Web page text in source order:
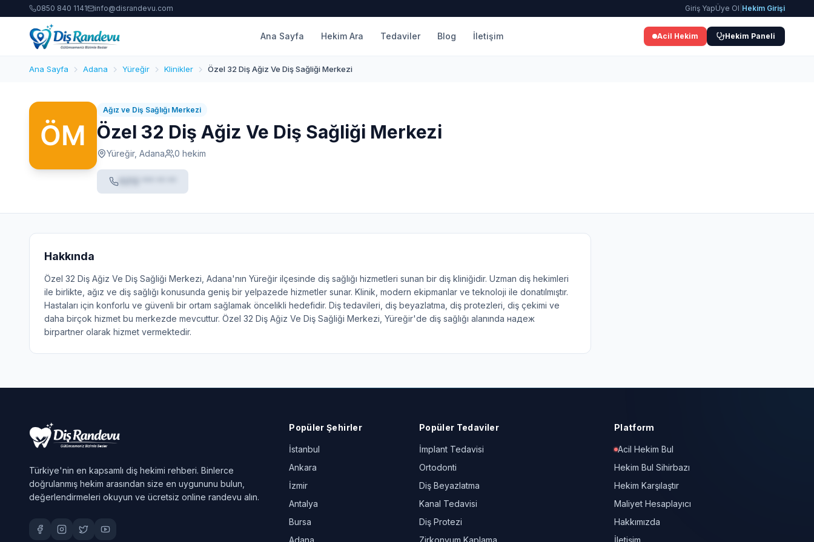
0850 840 1141 info@disrandevu.com Giriş YapÜye Ol Hekim Girişi
Ana Sayfa Hekim Ara Tedaviler Blog İletişim Acil Hekim Hekim Paneli
Ana Sayfa Adana Yüreğir Klinikler Özel 32 Diş Ağiz Ve Diş Sağliği Merkezi
Ağız ve Diş Sağlığı Merkezi
Özel 32 Diş Ağiz Ve Diş Sağliği Merkezi
Yüreğir, Adana 0 hekim
Hakkında
Özel 32 Diş Ağiz Ve Diş Sağliği Merkezi, Adana'nın Yüreğir ilçesinde diş sağlığı hizmetleri sunan bir diş kliniğidir. Uzman diş hekimleri
ile birlikte, ağız ve diş sağlığı konusunda geniş bir yelpazede hizmetler sunar. Klinik, modern ekipmanlar ve teknoloji ile donatılmıştır.
Hastaları için konforlu ve güvenli bir ortam sağlamak öncelikli hedefidir. Diş tedavileri, diş beyazlatma, diş protezleri, diş çekimi ve
daha birçok hizmet bu merkezde mevcuttur. Özel 32 Diş Ağiz Ve Diş Sağliği Merkezi, Yüreğir'de diş sağlığı alanında надеж
birpartner olarak hizmet vermektedir.
Türkiye'nin en kapsamlı diş hekimi rehberi. Binlerce
doğrulanmış hekim arasından size en uygununu bulun,
değerlendirmeleri okuyun ve ücretsiz online randevu alın.
Popüler Şehirler
İstanbul
Ankara
İzmir
Antalya
Bursa
Adana
Popüler Tedaviler
İmplant Tedavisi
Ortodonti
Diş Beyazlatma
Kanal Tedavisi
Diş Protezi
Zirkonyum Kaplama
Platform
Acil Hekim Bul
Hekim Bul Sihirbazı
Hekim Karşılaştır
Maliyet Hesaplayıcı
Hakkımızda
İletişim